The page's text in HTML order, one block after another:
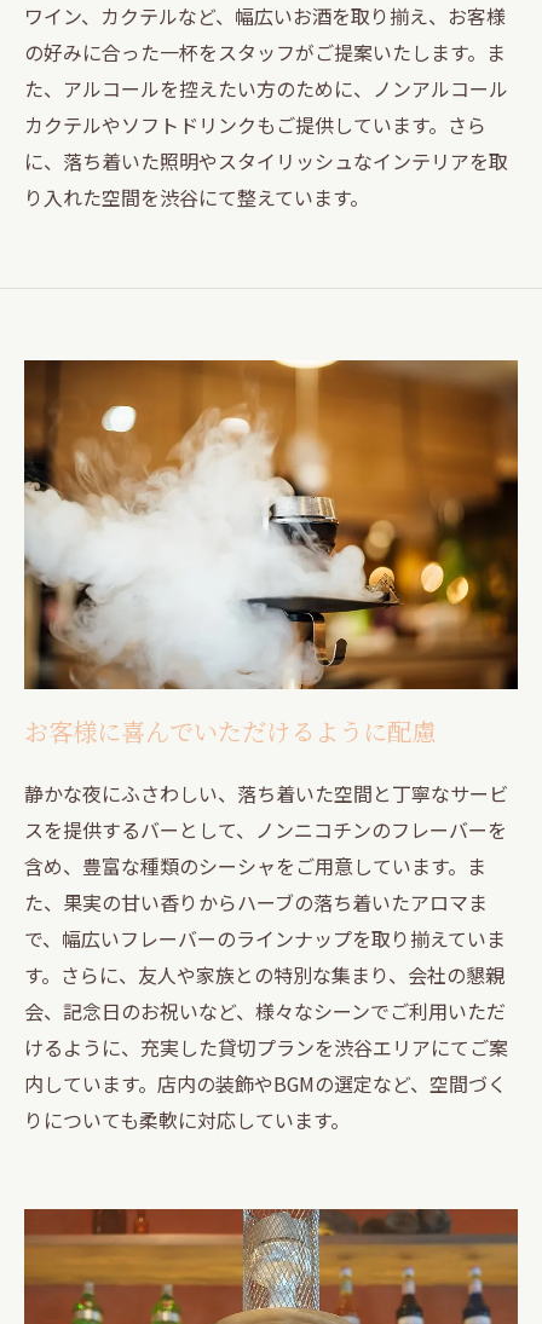
ワイン、カクテルなど、幅広いお酒を取り揃え、お客様
の好みに合った一杯をスタッフがご提案いたします。ま
た、アルコールを控えたい方のために、ノンアルコール
カクテルやソフトドリンクもご提供しています。さら
に、落ち着いた照明やスタイリッシュなインテリアを取
り入れた空間を渋谷にて整えています。
お客様に喜んでいただけるように配慮
静かな夜にふさわしい、落ち着いた空間と丁寧なサービ
スを提供するバーとして、ノンニコチンのフレーバーを
含め、豊富な種類のシーシャをご用意しています。ま
た、果実の甘い香りからハーブの落ち着いたアロマま
で、幅広いフレーバーのラインナップを取り揃えていま
す。さらに、友人や家族との特別な集まり、会社の懇親
会、記念日のお祝いなど、様々なシーンでご利用いただ
けるように、充実した貸切プランを渋谷エリアにてご案
内しています。店内の装飾やBGMの選定など、空間づく
りについても柔軟に対応しています。